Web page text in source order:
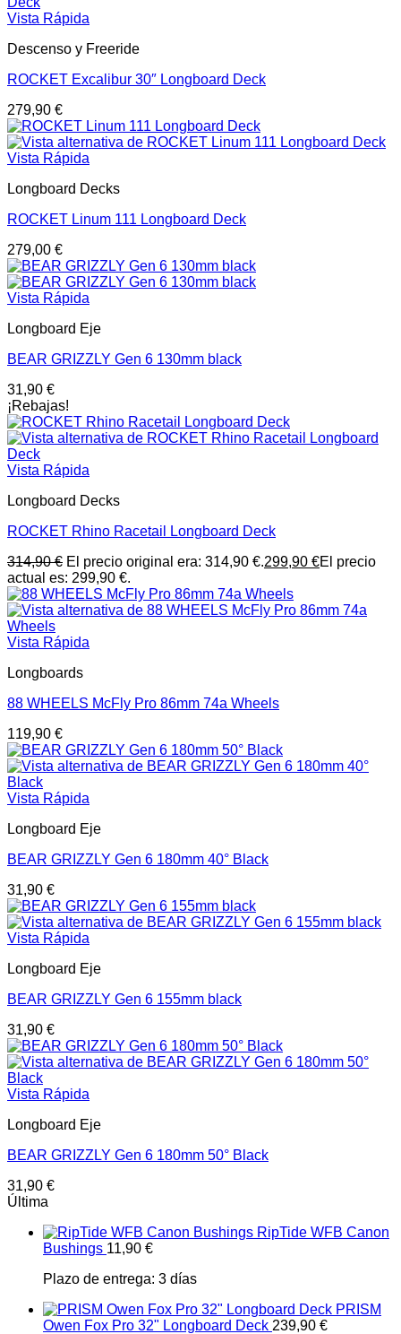
Vista Rápida
Descenso y Freeride
ROCKET Excalibur 30″ Longboard Deck
279,90 €
Vista Rápida
Longboard Decks
ROCKET Linum 111 Longboard Deck
279,00 €
Vista Rápida
Longboard Eje
BEAR GRIZZLY Gen 6 130mm black
31,90 €
¡Rebajas!
Vista Rápida
Longboard Decks
ROCKET Rhino Racetail Longboard Deck
314,90€ El precio original era: 314,90 €.299,90 €El precio
actual es: 299,90 €.
Vista Rápida
Longboards
88 WHEELS McFly Pro 86mm 74a Wheels
119,90 €
Vista Rápida
Longboard Eje
BEAR GRIZZLY Gen 6 180mm 40° Black
31,90 €
Vista Rápida
Longboard Eje
BEAR GRIZZLY Gen 6 155mm black
31,90 €
Vista Rápida
Longboard Eje
BEAR GRIZZLY Gen 6 180mm 50° Black
31,90 €
Última
RipTide WFB Canon
Bushings 11,90 €
Plazo de entrega: 3 días
PRISM
Owen Fox Pro 32" Longboard Deck 239,90 €